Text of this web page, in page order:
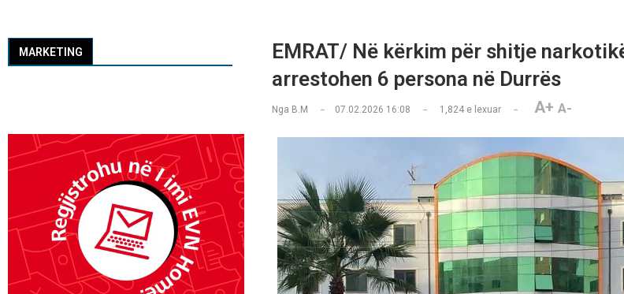
EMRAT/ Në kërkim për shitje
arrestohen 6 persona në Durrës
Nga B.M 07.02.2026 16:08 1,824e lexuar A+ A-
MARKETING